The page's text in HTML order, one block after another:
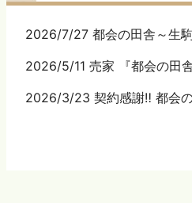
2026/7/27 都会の田舎～生
2026/5/11 売家 『都会の田
2026/3/23 契約感謝‼ 都会